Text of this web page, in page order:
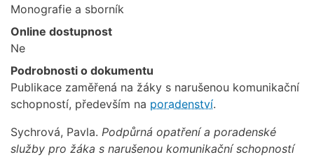
Monografie a sborník
Online dostupnost
Ne
Podrobnosti o dokumentu
Publikace zaměřená na žáky s narušenou komunikační
schopností, především na poradenství.
Sychrová, Pavla. Podpůrná opatření a poradenské
služby pro žáka s narušenou komunikační schopností